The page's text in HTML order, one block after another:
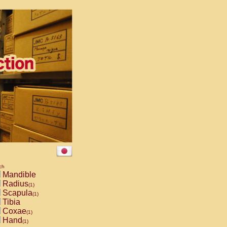
Mandible
Radius(1)
Scapula(1)
Tibia
Coxae(1)
Hand(1)